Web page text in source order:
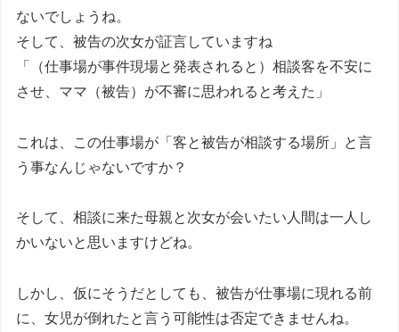
ないでしょうね。
そして、被告の次女が証言していますね
「（仕事場が事件現場と発表されると）相談客を不安に
させ、ママ（被告）が不審に思われると考えた」
これは、この仕事場が「客と被告が相談する場所」と言
う事なんじゃないですか？
そして、相談に来た母親と次女が会いたい人間は一人し
かいないと思いますけどね。
しかし、仮にそうだとしても、被告が仕事場に現れる前
に、女児が倒れたと言う可能性は否定できませんね。